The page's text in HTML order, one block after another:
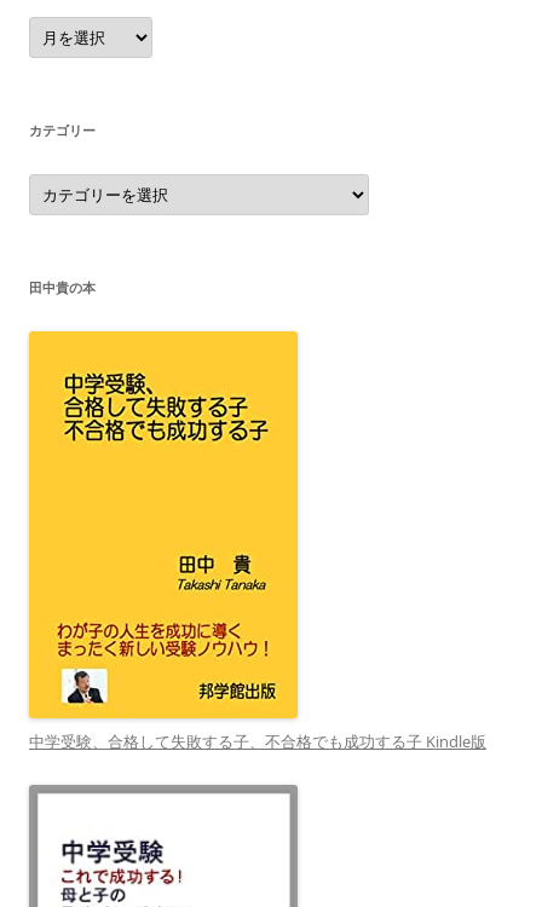
ア
ー
カ
カテゴリー
カ
テ
ゴ
田中貴の本
中学受験、合格して失敗する子、不合格でも成功する子 Kindle版